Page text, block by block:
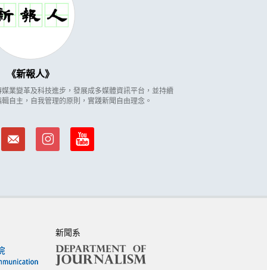
新報人
業變革及科技進步，發展成多媒體資訊平台，並持續
自主，自我管理的原則，實踐新聞自由理念。
新聞系